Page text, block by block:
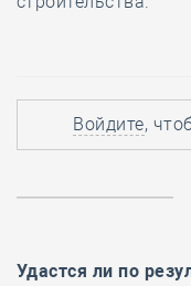
Войдите,
Удастся ли по